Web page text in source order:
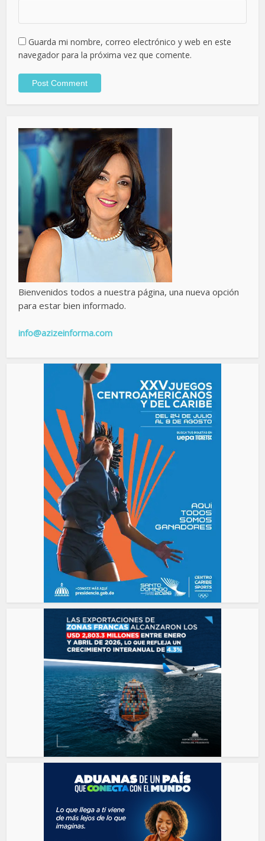
Guarda mi nombre, correo electrónico y web en este
navegador para la próxima vez que comente.
Bienvenidos todos a nuestra página, una nueva opción
para estar bien informado.
info@azizeinforma.com